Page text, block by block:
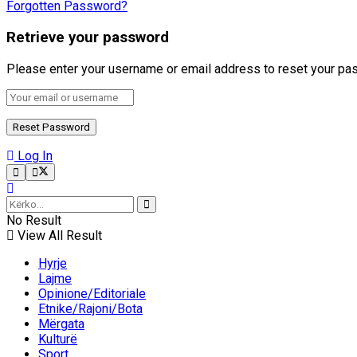
Forgotten Password?
Retrieve your password
Please enter your username or email address to reset your
Log In
No Result
View All Result
Hyrje
Lajme
Opinione/Editoriale
Etnike/Rajoni/Bota
Mërgata
Kulturë